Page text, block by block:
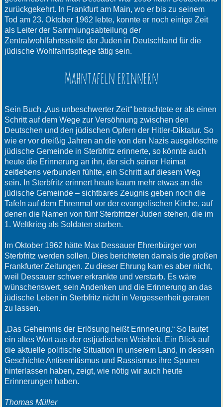
zurückgekehrt. In Frankfurt am Main, wo er bis zu seinem
Tod am 23. Oktober 1962 lebte, konnte er noch einige Zeit
als Leiter der Sammlungsabteilung der
Zentralwohlfahrtsstelle der Juden in Deutschland für die
jüdische Wohlfahrtspflege tätig sein.
Mahntafeln erinnern
Sein Buch „Aus unbeschwerter Zeit“ betrachtete er als einen
Schritt auf dem Wege zur Versöhnung zwischen den
Deutschen und den jüdischen Opfern der Hitler-Diktatur. So
wie er vor dreißig Jahren an die von den Nazis ausgelöschte
jüdische Gemeinde in Sterbfritz erinnerte, so könnte auch
heute die Erinnerung an ihn, der sich seiner Heimat
zeitlebens verbunden fühlte, ein Schritt auf diesem Weg
sein. In Sterbfritz erinnert heute kaum mehr etwas an die
jüdische Gemeinde – sichtbares Zeugnis geben noch die
Tafeln auf dem Ehrenmal vor der evangelischen Kirche, auf
denen die Namen von fünf Sterbfritzer Juden stehen, die im
1. Weltkrieg als Soldaten starben.
Im Oktober 1962 hätte Max Dessauer Ehrenbürger von
Sterbfritz werden sollen. Dies berichteten damals die großen
Frankfurter Zeitungen. Zu dieser Ehrung kam es aber nicht,
weil Dessauer schwer erkrankte und verstarb. Es wäre
wünschenswert, sein Andenken und die Erinnerung an das
jüdische Leben in Sterbfritz nicht in Vergessenheit geraten
zu lassen.
„Das Geheimnis der Erlösung heißt Erinnerung.“ So lautet
ein altes Wort aus der ostjüdischen Weisheit. Ein Blick auf
die aktuelle politische Situation in unserem Land, in dessen
Geschichte Antisemitismus und Rassismus ihre Spuren
hinterlassen haben, zeigt, wie nötig wir auch heute
Erinnerungen haben.
Thomas Müller